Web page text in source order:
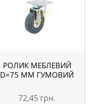
РОЛИК МЕБЛЕВИЙ
D=75 ММ ГУМОВИЙ
72,45 грн.